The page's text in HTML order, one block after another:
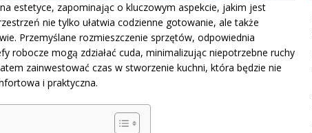
estetyce, zapominając o kluczowym aspekcie, jakim jest
nie tylko ułatwia codzienne gotowanie, ale także
Przemyślane rozmieszczenie sprzętów, odpowiednia
robocze mogą zdziałać cuda, minimalizując niepotrzebne ruchy
zainwestować czas w stworzenie kuchni, która będzie nie
i praktyczna.